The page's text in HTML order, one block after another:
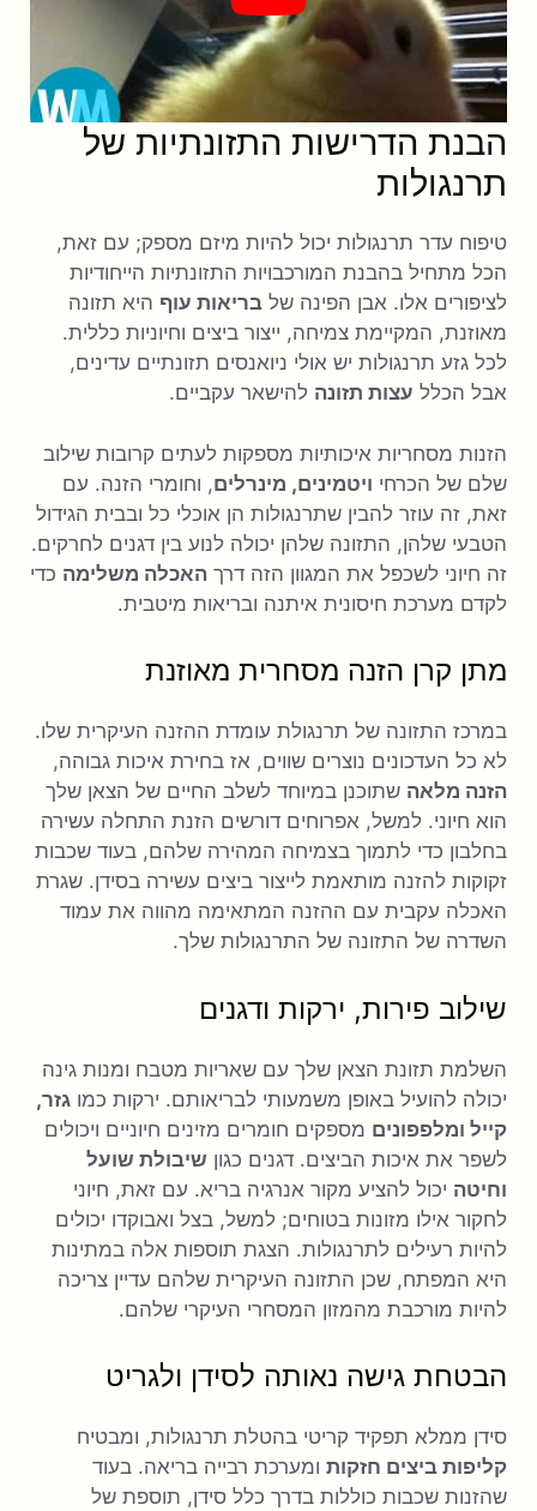
הבנת הדרישות התזונתיות של
תרנגולות
טיפוח עדר תרנגולות יכול להיות מיזם מספק; עם זאת,
הכל מתחיל בהבנת המורכבויות התזונתיות הייחודיות
לציפורים אלו. אבן הפינה של בריאות עוף היא תזונה
מאוזנת, המקיימת צמיחה, ייצור ביצים וחיוניות כללית.
לכל גזע תרנגולות יש אולי ניואנסים תזונתיים עדינים,
אבל הכלל עצות תזונה להישאר עקביים.
הזנות מסחריות איכותיות מספקות לעתים קרובות שילוב
שלם של הכרחי ויטמינים, מינרלים, וחומרי הזנה. עם
זאת, זה עוזר להבין שתרנגולות הן אוכלי כל ובבית הגידול
הטבעי שלהן, התזונה שלהן יכולה לנוע בין דגנים לחרקים.
זה חיוני לשכפל את המגוון הזה דרך האכלה משלימה כדי
לקדם מערכת חיסונית איתנה ובריאות מיטבית.
מתן קרן הזנה מסחרית מאוזנת
במרכז התזונה של תרנגולת עומדת ההזנה העיקרית שלו.
לא כל העדכונים נוצרים שווים, אז בחירת איכות גבוהה,
הזנה מלאה שתוכנן במיוחד לשלב החיים של הצאן שלך
הוא חיוני. למשל, אפרוחים דורשים הזנת התחלה עשירה
בחלבון כדי לתמוך בצמיחה המהירה שלהם, בעוד שכבות
זקוקות להזנה מותאמת לייצור ביצים עשירה בסידן. שגרת
האכלה עקבית עם ההזנה המתאימה מהווה את עמוד
השדרה של התזונה של התרנגולות שלך.
שילוב פירות, ירקות ודגנים
השלמת תזונת הצאן שלך עם שאריות מטבח ומנות גינה
יכולה להועיל באופן משמעותי לבריאותם. ירקות כמו גזר,
קייל ומלפפונים מספקים חומרים מזינים חיוניים ויכולים
לשפר את איכות הביצים. דגנים כגון שיבולת שועל
וחיטה יכול להציע מקור אנרגיה בריא. עם זאת, חיוני
לחקור אילו מזונות בטוחים; למשל, בצל ואבוקדו יכולים
להיות רעילים לתרנגולות. הצגת תוספות אלה במתינות
היא המפתח, שכן התזונה העיקרית שלהם עדיין צריכה
להיות מורכבת מהמזון המסחרי העיקרי שלהם.
הבטחת גישה נאותה לסידן ולגריט
סידן ממלא תפקיד קריטי בהטלת תרנגולות, ומבטיח
קליפות ביצים חזקות ומערכת רבייה בריאה. בעוד
שהזנות שכבות כוללות בדרך כלל סידן, תוספת של